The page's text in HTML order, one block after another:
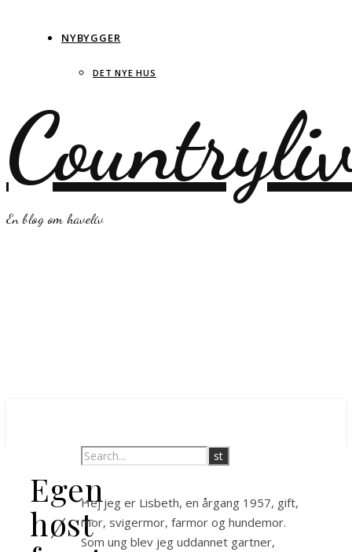
NYBYGGER
DET NYE HUS
En blog om haveliv
Egen
høst
Hej jeg er Lisbeth, en årgang 1957, gift,
mor, svigermor, farmor og hundemor.
Som ung blev jeg uddannet gartner,